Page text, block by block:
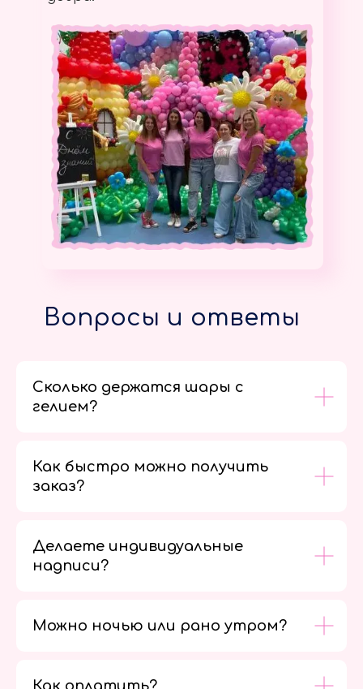
Вопросы и ответы
Сколько держатся шары с
гелием?
Как быстро можно получить
заказ?
Делаете индивидуальные
надписи?
Можно ночью или рано утром?
Как оплатить?